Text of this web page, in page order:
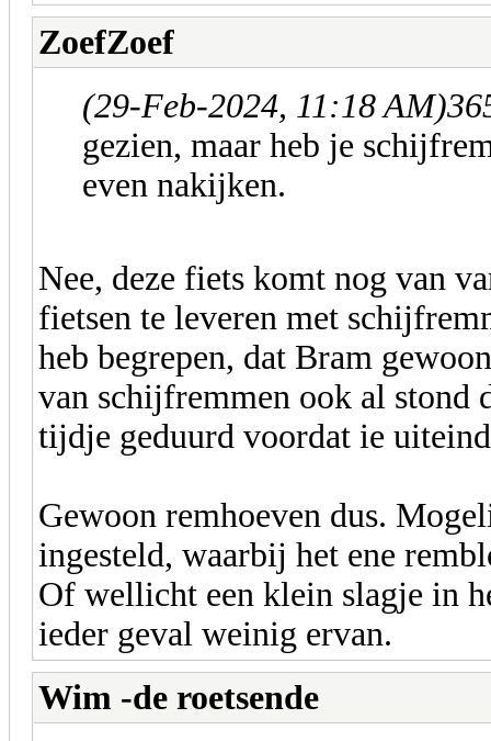
ZoefZoef
(29-Feb-2024, 11:18 AM)
gezien, maar heb je
even nakijken.
Nee, deze fiets komt nog van
fietsen te leveren met
heb begrepen, dat Bram
van schijfremmen ook al
tijdje geduurd voordat ie
Gewoon remhoeven dus.
ingesteld, waarbij het ene
Of wellicht een klein slagje in
ieder geval weinig ervan.
Wim -de roetsende